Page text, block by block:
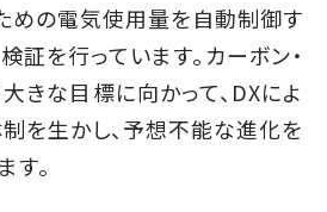
めの電気使用量を自動制御す
証を行っています。カーボン・
きな目標に向かって、DXによ
を生かし、予想不能な進化を
す。